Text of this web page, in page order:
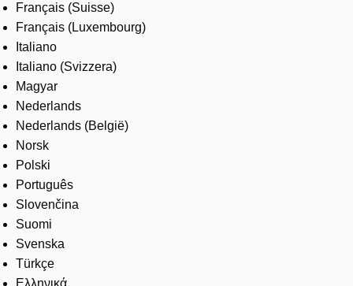
Français (Suisse)
Français (Luxembourg)
Italiano
Italiano (Svizzera)
Magyar
Nederlands
Nederlands (België)
Norsk
Polski
Português
Slovenčina
Suomi
Svenska
Türkçe
Ελληνικά